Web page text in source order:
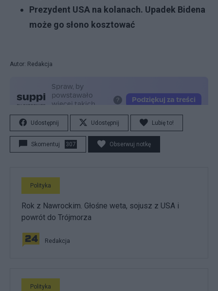
Prezydent USA na kolanach. Upadek Bidena
może go słono kosztować
Autor: Redakcja
Udostępnij Udostępnij Lubię to!
Skomentuj 307 Obserwuj notkę
Polityka
Rok z Nawrockim. Głośne weta, sojusz z USA i
powrót do Trójmorza
Redakcja
Polityka